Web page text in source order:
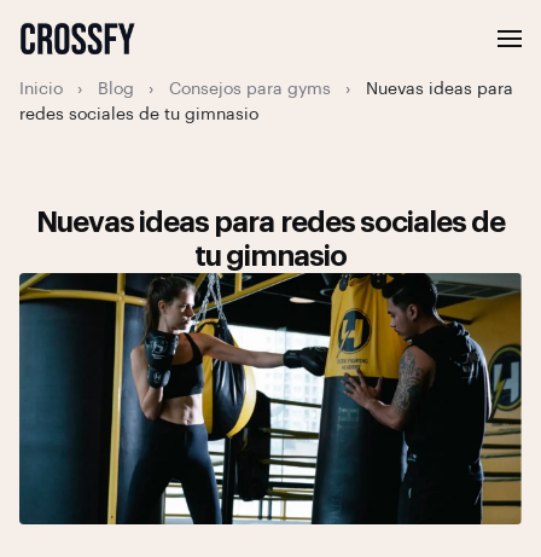
Inicio › Blog › Consejos para gyms ›
Nuevas ideas para
redes sociales de tu gimnasio
Nuevas ideas para redes sociales de
tu gimnasio